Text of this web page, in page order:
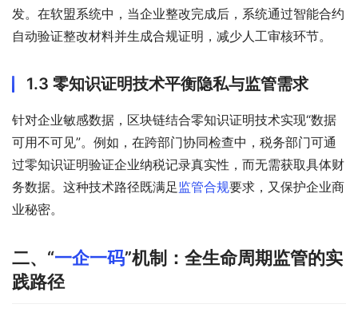
发。在软盟系统中，当企业整改完成后，系统通过智能合约
自动验证整改材料并生成合规证明，减少人工审核环节。
1.3 零知识证明技术平衡隐私与监管需求
针对企业敏感数据，区块链结合零知识证明技术实现“数据
可用不可见”。例如，在跨部门协同检查中，税务部门可通
过零知识证明验证企业纳税记录真实性，而无需获取具体财
务数据。这种技术路径既满足监管合规要求，又保护企业商
业秘密。
二、“一企一码”机制：全生命周期监管的实
践路径